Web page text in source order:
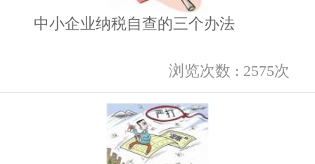
中小企业纳税自查的三个办法
浏览次数 : 2575次